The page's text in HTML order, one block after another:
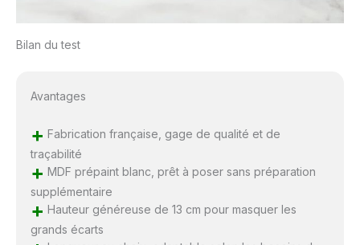
Bilan du test
Avantages
+ Fabrication française, gage de qualité et de
traçabilité
+ MDF prépaint blanc, prêt à poser sans préparation
supplémentaire
+ Hauteur généreuse de 13 cm pour masquer les
grands écarts